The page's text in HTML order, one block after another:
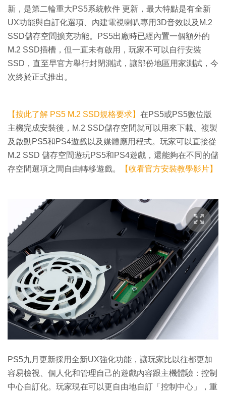
新，是第二輪重大PS5系統軟件 更新，最大特點是有全新
UX功能與自訂化選項、內建電視喇叭專用3D音效以及M.2
SSD儲存空間擴充功能。PS5出廠時已經內置一個額外的
M.2 SSD插槽，但一直未有啟用，玩家不可以自行安裝
SSD，直至早官方舉行封閉測試，讓部份地區用家測試，今
次終於正式推出。
【按此了解 PS5 M.2 SSD規格要求】 在PS5或PS5數位版
主機完成安裝後，M.2 SSD儲存空間就可以用來下載、複製
及啟動PS5和PS4遊戲以及媒體應用程式。玩家可以直接從
M.2 SSD 儲存空間遊玩PS5和PS4遊戲，還能夠在不同的儲
存空間選項之間自由轉移遊戲。
【收看官方安裝教學影片】
PS5九月更新採用全新UX強化功能，讓玩家比以往都更加
容易檢視、個人化和管理自己的遊戲內容跟主機體驗：控制
中心自訂化。玩家現在可以更自由地自訂「控制中心」，重